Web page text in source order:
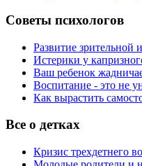
Советы психологов
Развитие зрительной
Истерики у
Ваш ребенок
Воспитание - это не
Как вырастить
Все о детках
Кризис трехдетнего